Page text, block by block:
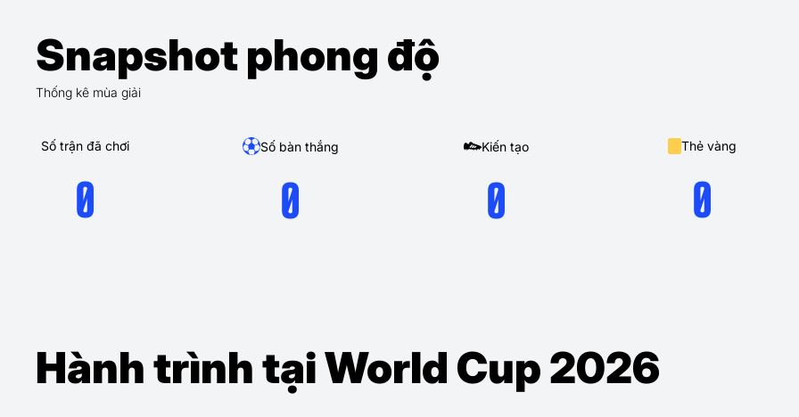
Snapshot phong độ
Thống kê mùa giải
Số trận đã chơi
0
Số bàn thắng
0
Kiến tạo
0
Thẻ vàng
0
Hành trình tại World Cup 2026